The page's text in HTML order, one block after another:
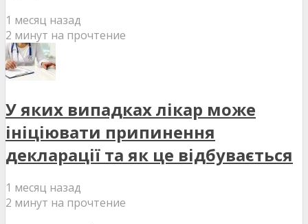
1 месяц назад
2 минут на прочтение
У яких випадках лікар може
ініціювати припинення
декларації та як це відбувається
1 месяц назад
2 минут на прочтение